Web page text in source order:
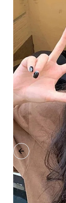
Previous slide